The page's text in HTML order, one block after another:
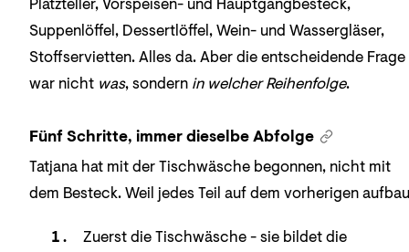
Platzteller, Vorspeisen- und Hauptgangbesteck,
Suppenlöffel, Dessertlöffel, Wein- und Wassergläser,
Stoffservietten. Alles da. Aber die entscheidende Frage
war nicht was, sondern in welcher Reihenfolge.
Fünf Schritte, immer dieselbe Abfolge
Tatjana hat mit der Tischwäsche begonnen, nicht mit
dem Besteck. Weil jedes Teil auf dem vorherigen
Zuerst die Tischwäsche - sie bildet die